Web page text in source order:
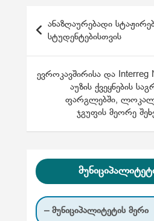
ო
ს
ნ
ანაზღაურებადი
სტუდენტებისთვის
ევროკავშირისა და Interreg
აუზის ქვეყნების
ფარგლებში,
ჯგუფის მეორე
– მუნიციპალიტეტის მერი